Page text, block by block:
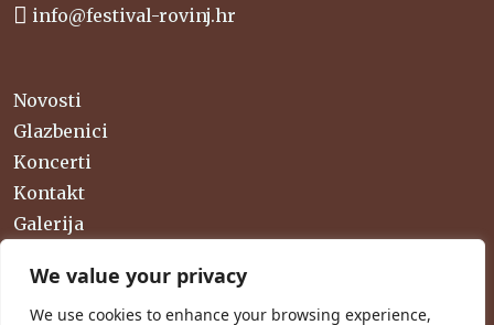
We value your privacy
We use cookies to enhance your browsing experience,
info@festival-rovinj.hr
Novosti
Glazbenici
Koncerti
Kontakt
Galerija